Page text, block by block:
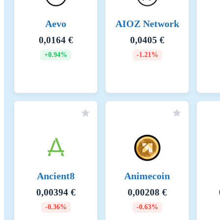
Kannustinmekanismit ja sovellettavat palkkiot
Aevo
0,0164 €
+0.94%
AIOZ Network
0,0405 €
-1.21%
Ancient8
0,00394 €
-0.36%
Animecoin
0,00208 €
-0.63%